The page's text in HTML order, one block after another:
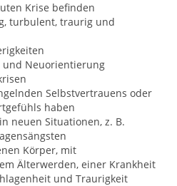
Krise befinden
turbulent, traurig und
und Neuorientierung
Selbstvertrauens oder
haben
neuen Situationen, z. B.
Körper, mit
Älterwerden, einer Krankheit
und Traurigkeit